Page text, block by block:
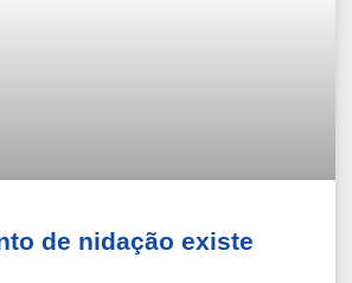
de nidação existe